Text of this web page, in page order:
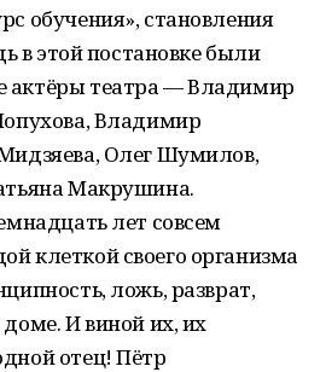
обучения», становления
в этой постановке были
театра — Владимир
Владимир
Олег Шумилов,
Макрушина.
лет совсем
клеткой своего организма
ложь, разврат,
И виной их, их
отец! Пётр